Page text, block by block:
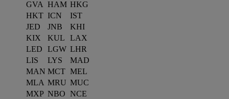
GVA HAM HKG
HKT ICN
IST
JED
JNB
KHI
KIX
KUL
LAX
LED
LGW LHR
LIS
LYS
MAD
MAN MCT MEL
MLA MRU MUC
MXP NBO NCE